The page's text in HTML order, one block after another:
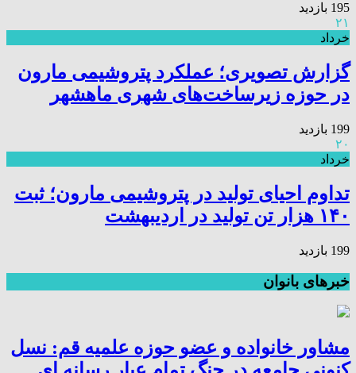
195 بازدید
۲۱
خرداد
گزارش تصویری؛ عملکرد پتروشیمی مارون
در حوزه زیرساخت‌های شهری ماهشهر
199 بازدید
۲۰
خرداد
تداوم احیای تولید در پتروشیمی مارون؛ ثبت
۱۴۰ هزار تن تولید در اردیبهشت
199 بازدید
خبرهای بانوان
مشاور خانواده و عضو حوزه علمیه قم: نسل